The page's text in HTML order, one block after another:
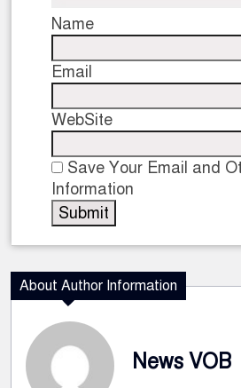
Name
Email
WebSite
Save Your Email and
Information
About Author Information
News VOB